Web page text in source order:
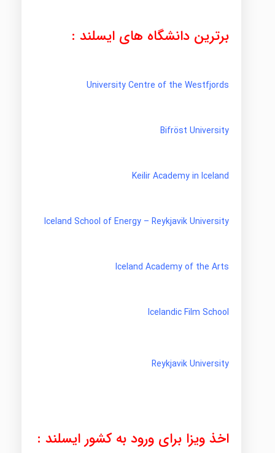
برترین دانشگاه های ایسلند :
University Centre of the Westfjords
Bifröst University
Keilir Academy in Iceland
Iceland School of Energy – Reykjavik University
Iceland Academy of the Arts
Icelandic Film School
Reykjavik University
اخذ ویزا برای ورود به کشور ایسلند :